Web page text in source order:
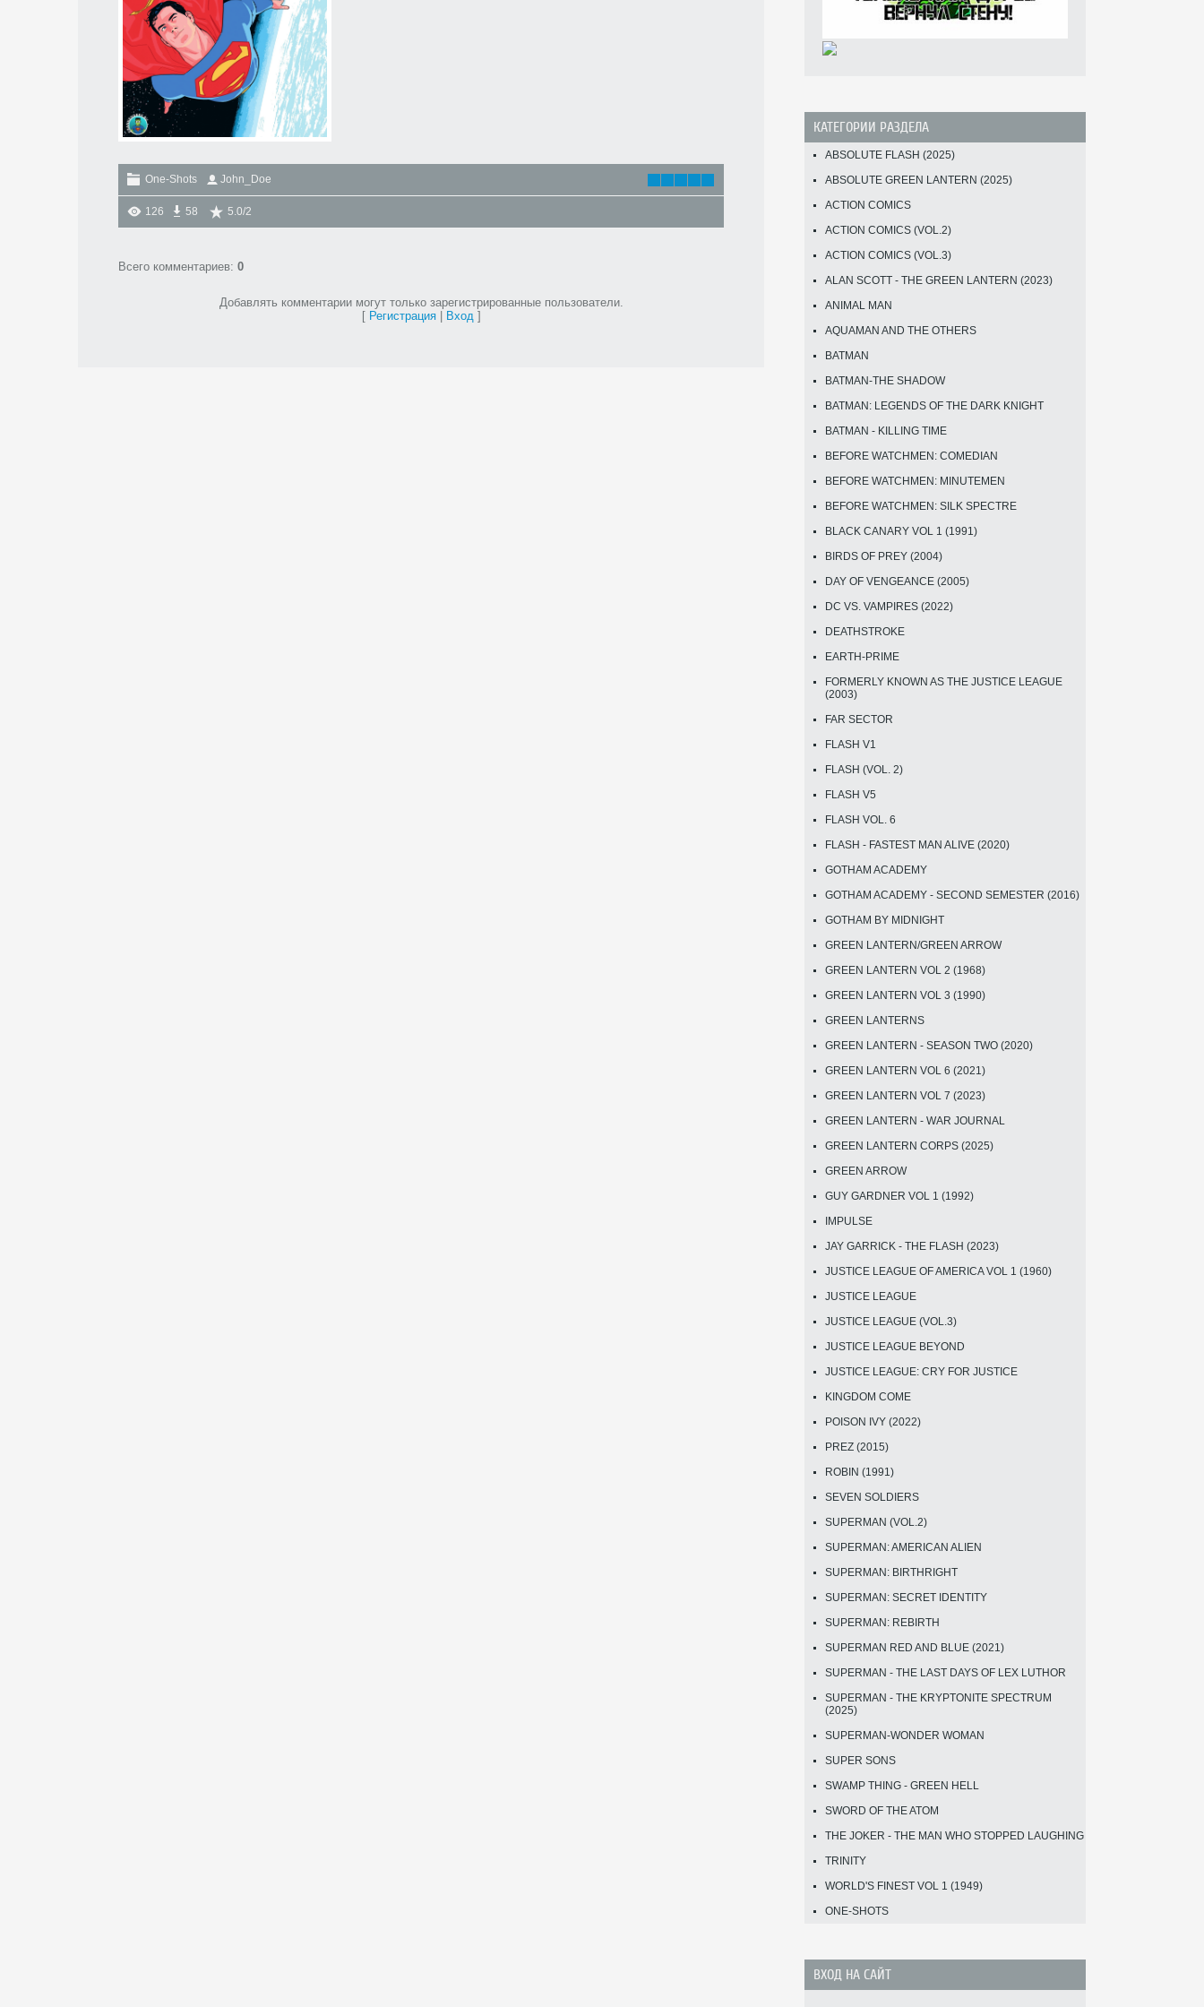
One-Shots John_Doe
126 58 5.0/2
Всего комментариев: 0
Добавлять комментарии могут только зарегистрированные пользователи.
[ Регистрация| Вход]
КАТЕГОРИИ РАЗДЕЛА
ABSOLUTE FLASH (2025)
ABSOLUTE GREEN LANTERN (2025)
ACTION COMICS
ACTION COMICS (VOL.2)
ACTION COMICS (VOL.3)
ALAN SCOTT - THE GREEN LANTERN (2023)
ANIMAL MAN
AQUAMAN AND THE OTHERS
BATMAN
BATMAN-THE SHADOW
BATMAN: LEGENDS OF THE DARK KNIGHT
BATMAN - KILLING TIME
BEFORE WATCHMEN: COMEDIAN
BEFORE WATCHMEN: MINUTEMEN
BEFORE WATCHMEN: SILK SPECTRE
BLACK CANARY VOL 1 (1991)
BIRDS OF PREY (2004)
DAY OF VENGEANCE (2005)
DC VS. VAMPIRES (2022)
DEATHSTROKE
EARTH-PRIME
FORMERLY KNOWN AS THE JUSTICE LEAGUE
(2003)
FAR SECTOR
FLASH V1
FLASH (VOL. 2)
FLASH V5
FLASH VOL. 6
FLASH - FASTEST MAN ALIVE (2020)
GOTHAM ACADEMY
GOTHAM ACADEMY - SECOND SEMESTER (2016)
GOTHAM BY MIDNIGHT
GREEN LANTERN/GREEN ARROW
GREEN LANTERN VOL 2 (1968)
GREEN LANTERN VOL 3 (1990)
GREEN LANTERNS
GREEN LANTERN - SEASON TWO (2020)
GREEN LANTERN VOL 6 (2021)
GREEN LANTERN VOL 7 (2023)
GREEN LANTERN - WAR JOURNAL
GREEN LANTERN CORPS (2025)
GREEN ARROW
GUY GARDNER VOL 1 (1992)
IMPULSE
JAY GARRICK - THE FLASH (2023)
JUSTICE LEAGUE OF AMERICA VOL 1 (1960)
JUSTICE LEAGUE
JUSTICE LEAGUE (VOL.3)
JUSTICE LEAGUE BEYOND
JUSTICE LEAGUE: CRY FOR JUSTICE
KINGDOM COME
POISON IVY (2022)
PREZ (2015)
ROBIN (1991)
SEVEN SOLDIERS
SUPERMAN (VOL.2)
SUPERMAN: AMERICAN ALIEN
SUPERMAN: BIRTHRIGHT
SUPERMAN: SECRET IDENTITY
SUPERMAN: REBIRTH
SUPERMAN RED AND BLUE (2021)
SUPERMAN - THE LAST DAYS OF LEX LUTHOR
SUPERMAN - THE KRYPTONITE SPECTRUM
(2025)
SUPERMAN-WONDER WOMAN
SUPER SONS
SWAMP THING - GREEN HELL
SWORD OF THE ATOM
THE JOKER - THE MAN WHO STOPPED LAUGHING
TRINITY
WORLD'S FINEST VOL 1 (1949)
ONE-SHOTS
ВХОД НА САЙТ